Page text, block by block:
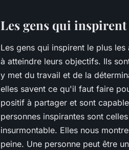
Les gens qui
Les gens qui inspirent le plus
à atteindre leurs objectifs. Ils
y met du travail et de la
elles savent ce qu'il faut faire
positif à partager et sont
personnes inspirantes sont
insurmontable. Elles nous
peine. Une personne peut être